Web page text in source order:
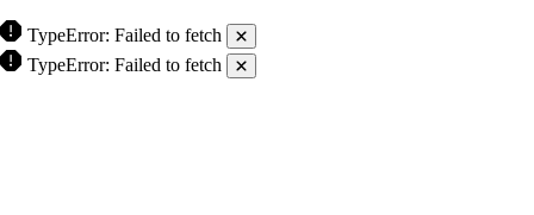
TypeError: Failed to fetch